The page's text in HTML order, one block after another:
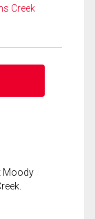
Creek
Moody